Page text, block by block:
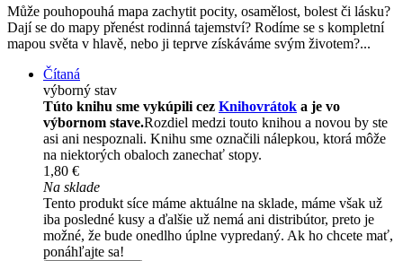
Může pouhopouhá mapa zachytit pocity, osamělost, bolest či lásku?
Dají se do mapy přenést rodinná tajemství? Rodíme se s kompletní
mapou světa v hlavě, nebo ji teprve získáváme svým životem?...
Čítaná
výborný stav
Túto knihu sme vykúpili cez Knihovrátok a je vo
výbornom stave.Rozdiel medzi touto knihou a novou by ste
asi ani nespoznali. Knihu sme označili nálepkou, ktorá môže
na niektorých obaloch zanechať stopy.
1,80 €
Na sklade
Tento produkt síce máme aktuálne na sklade, máme však už
iba posledné kusy a ďalšie už nemá ani distribútor, preto je
možné, že bude onedlho úplne vypredaný. Ak ho chcete mať,
ponáhľajte sa!